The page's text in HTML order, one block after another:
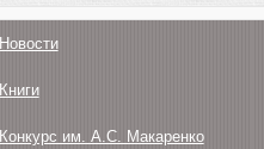
Новости
Книги
Конкурс им. А.С. Макаренко